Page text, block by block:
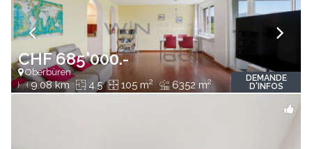
CHF 685'000.-
Oberbüren
9.08 km 4.5 105 m2 6352 m2
DEMANDE
D'INFOS